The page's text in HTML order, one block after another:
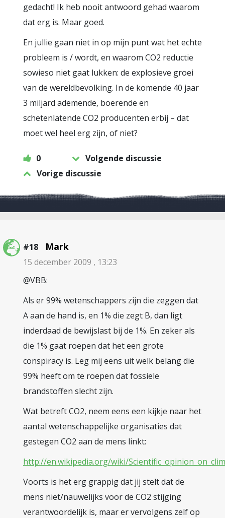
gedacht! Ik heb nooit antwoord gehad waarom
dat erg is. Maar goed.
En jullie gaan niet in op mijn punt wat het echte
probleem is / wordt, en waarom CO2 reductie
sowieso niet gaat lukken: de explosieve groei
van de wereldbevolking. In de komende 40 jaar
3 miljard ademende, boerende en
schetenlatende CO2 producenten erbij – dat
moet wel heel erg zijn, of niet?
0
Volgende discussie
Vorige discussie
#18 Mark
15 december 2009 , 13:23
@VBB:
Als er 99% wetenschappers zijn die zeggen dat
A aan de hand is, en 1% die zegt B, dan ligt
inderdaad de bewijslast bij de 1%. En zeker als
die 1% gaat roepen dat het een grote
conspiracy is. Leg mij eens uit welk belang die
99% heeft om te roepen dat fossiele
brandstoffen slecht zijn.
Wat betreft CO2, neem eens een kijkje naar het
aantal wetenschappelijke organisaties dat
gestegen CO2 aan de mens linkt:
http://en.wikipedia.org/wiki/
Voorts is het erg grappig dat jij stelt dat de
mens niet/nauwelijks voor de CO2 stijging
verantwoordelijk is, maar er vervolgens zelf op